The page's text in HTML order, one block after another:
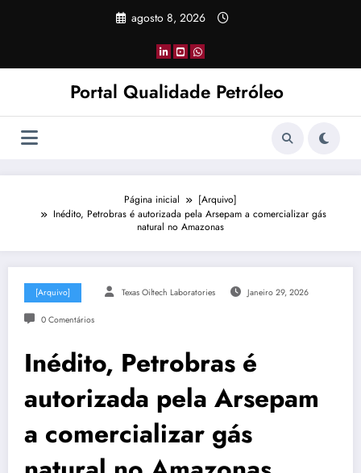
agosto 8, 2026
Portal Qualidade Petróleo
Página inicial
[Arquivo]
Inédito, Petrobras é autorizada pela Arsepam a comercializar gás
natural no Amazonas
[Arquivo] Texas Oiltech Laboratories Janeiro 29, 2026
0 Comentários
Inédito, Petrobras é
autorizada pela Arsepam
a comercializar gás